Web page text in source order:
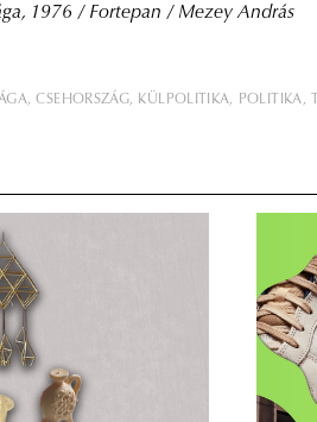
1976 / Fortepan / Mezey András
CSEHORSZÁG KÜLPOLITIKA POLITIKA